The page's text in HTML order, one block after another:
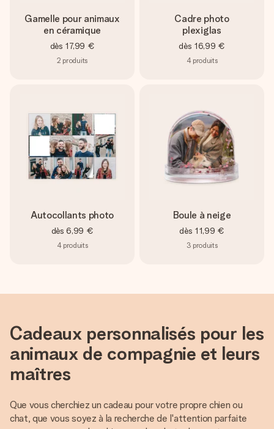
Gamelle pour animaux
en céramique
dès 17,99 €
2 produits
Cadre photo
plexiglas
dès 16,99 €
4 produits
Autocollants photo
dès 6,99 €
4 produits
Boule à neige
dès 11,99 €
3 produits
Cadeaux personnalisés pour les
animaux de compagnie et leurs
maîtres
Que vous cherchiez un cadeau pour votre propre chien ou
chat, que vous soyez à la recherche de l'attention parfaite